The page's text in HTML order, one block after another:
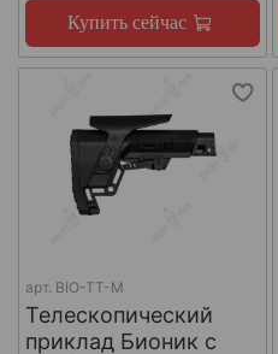
Купить сейчас
арт. BIO-TT-M
Телескопический
приклад Бионик с